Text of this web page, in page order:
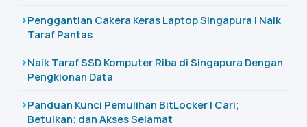
Penggantian Cakera Keras Laptop Singapura | Naik
Taraf Pantas
Naik Taraf SSD Komputer Riba di Singapura Dengan
Pengklonan Data
Panduan Kunci Pemulihan BitLocker | Cari;
Betulkan; dan Akses Selamat